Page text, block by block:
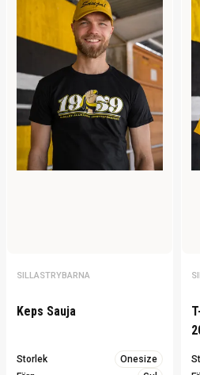
SILLASTRYBARNA
Keps Sauja
Storlek
Onesize